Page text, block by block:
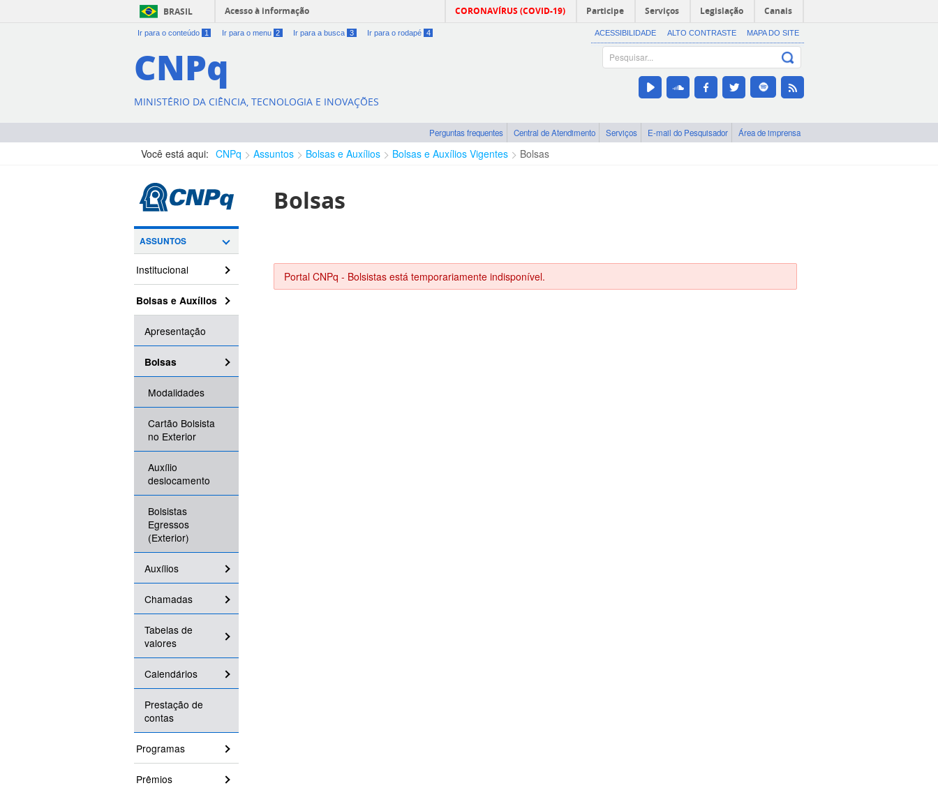
BRASIL Acesso à informação CORONAVÍRUS (COVID-19) Participe Serviços Legislação Canais
Ir para o conteúdo 1 Ir para o menu 2 Ir para a busca 3 Ir para o rodapé 4 ACESSIBILIDADE ALTO CONTRASTE MAPA DO SITE
CNPq
MINISTÉRIO DA CIÊNCIA, TECNOLOGIA E INOVAÇÕES
Perguntas frequentes Central de Atendimento Serviços E-mail do Pesquisador Área de imprensa
Você está aqui: CNPq Assuntos Bolsas e Auxílios Bolsas e Auxílios Vigentes Bolsas
ASSUNTOS
Institucional
Bolsas e Auxílios
Apresentação
Bolsas
Modalidades
Cartão Bolsista
no Exterior
Auxílio
deslocamento
Bolsistas
Egressos
(Exterior)
Auxílios
Chamadas
Tabelas de
valores
Calendários
Prestação de
contas
Programas
Prêmios
Bolsas
Portal CNPq - Bolsistas está temporariamente indisponível.